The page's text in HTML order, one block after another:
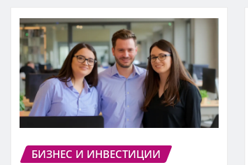
БИЗНЕС И ИНВЕСТИЦИИ